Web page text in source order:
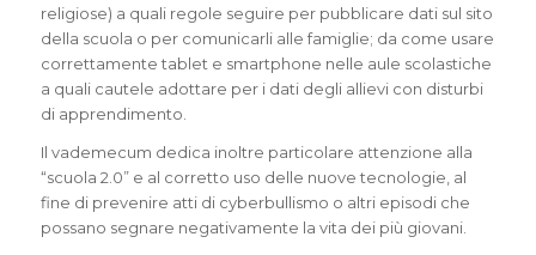
religiose) a quali regole seguire per pubblicare dati sul sito
della scuola o per comunicarli alle famiglie; da come usare
correttamente tablet e smartphone nelle aule scolastiche
a quali cautele adottare per i dati degli allievi con disturbi
di apprendimento.
Il vademecum dedica inoltre particolare attenzione alla
“scuola 2.0” e al corretto uso delle nuove tecnologie, al
fine di prevenire atti di cyberbullismo o altri episodi che
possano segnare negativamente la vita dei più giovani.